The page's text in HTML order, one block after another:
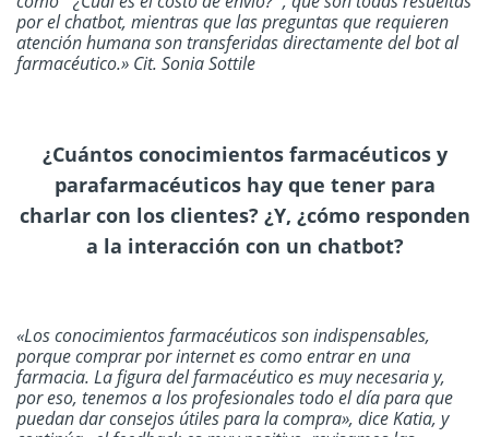
por el chatbot, mientras que las preguntas que requieren
atención humana son transferidas directamente del bot al
farmacéutico.» Cit. Sonia Sottile
¿Cuántos conocimientos farmacéuticos y
parafarmacéuticos hay que tener para
charlar con los clientes? ¿Y, ¿cómo responden
a la interacción con un chatbot?
«Los conocimientos farmacéuticos son indispensables,
porque comprar por internet es como entrar en una
farmacia. La figura del farmacéutico es muy necesaria y,
por eso, tenemos a los profesionales todo el día para que
puedan dar consejos útiles para la compra», dice Katia, y